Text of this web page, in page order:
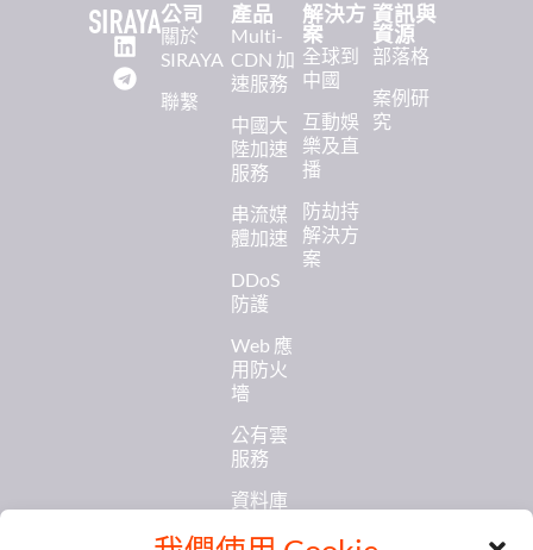
公司
關於
SIRAYA
聯繫
產品
Multi-
CDN 加
速服務
中國大
陸加速
服務
串流媒
體加速
DDoS
防護
Web 應
用防火
墻
公有雲
服務
資料庫
解決方
案
全球到
中國
互動娛
樂及直
播
防劫持
解決方
案
資訊與
資源
部落格
案例研
究